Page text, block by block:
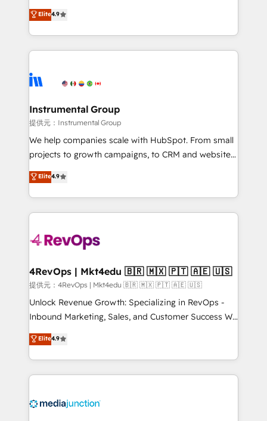
HubSpot Partner 🪴 - Sales Hub: More
implementations than any other Partner 💻 -
agency for an Ops problem. Don't hire a technical
agency for a growth problem. Hire a partner built to
operational efficiency of HubSpot. The fastest-
growing tech-enabler & facilitator, MakeWebBetter,
hands you the blend of HubSpot expertise &
eminent solutions & integrations. Trust us to
Elite Partners with 10+ years of HubSpot experience
Premier Partner 2023 🌟5 HubSpot Accreditations 🌟
Won HubSpot Theme Challenge 2021 🌟INBOUND’19
HubSpot Rising Star Why us? Harnessing the full
potential of the powerful HubSpot CRM. ✔️A team of
HubSpot experience ✔️Flexible pricing models —
Hourly-fee (assigned one Dedicated HubSpot
requirement). ✔️Helped over 25,000+ customers so
far with our HubSpot solutions. ✔️Bespoke apps &
on-demand bundle services. Connect with us today!
Elite4.9
Instrumental Group
提供元：Instrumental Group
We help companies scale with HubSpot. From small
projects to growth campaigns, to CRM and websites.
Hire an agency that's experienced in every inch of
HubSpot and willing to work hand-in-hand with your
team to simplify the complex and build a better
experience for your team and customers.
Elite4.9
4RevOps | Mkt4edu 🇧🇷 🇲🇽 🇵🇹 🇦🇪 🇺🇸
提供元：4RevOps | Mkt4edu 🇧🇷 🇲🇽 🇵🇹 🇦🇪 🇺🇸
Unlock Revenue Growth: Specializing in RevOps -
Inbound Marketing, Sales, and Customer Success We
specialize in driving revenue growth for companies
across industries through tailored marketing, sales,
and customer success strategies, utilizing RevOps
methodologies. As Latin America's largest HubSpot
offer unparalleled insights. Operating in five
Elite4.9